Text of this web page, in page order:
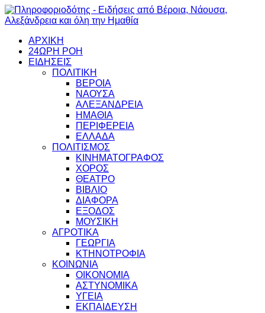
ΑΡΧΙΚΗ
24ΩΡΗ ΡΟΗ
ΕΙΔΗΣΕΙΣ
ΠΟΛΙΤΙΚΗ
ΒΕΡΟΙΑ
ΝΑΟΥΣΑ
ΑΛΕΞΑΝΔΡΕΙΑ
ΗΜΑΘΙΑ
ΠΕΡΙΦΕΡΕΙΑ
ΕΛΛΑΔΑ
ΠΟΛΙΤΙΣΜΟΣ
ΚΙΝΗΜΑΤΟΓΡΑΦΟΣ
ΧΟΡΟΣ
ΘΕΑΤΡΟ
ΒΙΒΛΙΟ
ΔΙΑΦΟΡΑ
ΕΞΟΔΟΣ
ΜΟΥΣΙΚΗ
ΑΓΡΟΤΙΚΑ
ΓΕΩΡΓΙΑ
ΚΤΗΝΟΤΡΟΦΙΑ
ΚΟΙΝΩΝΙΑ
ΟΙΚΟΝΟΜΙΑ
ΑΣΤΥΝΟΜΙΚΑ
ΥΓΕΙΑ
ΕΚΠΑΙΔΕΥΣΗ